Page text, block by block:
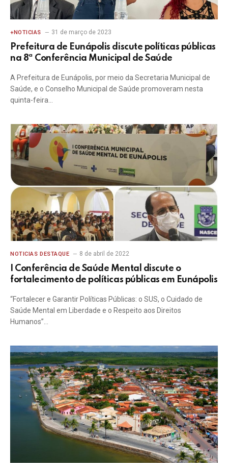
+NOTICIAS 31 de março de 2023
Prefeitura de Eunápolis discute políticas públicas
na 8ª Conferência Municipal de Saúde
A Prefeitura de Eunápolis, por meio da Secretaria Municipal de
Saúde, e o Conselho Municipal de Saúde promoveram nesta
quinta-feira…
NOTICIAS DESTAQUE 8 de abril de 2022
I Conferência de Saúde Mental discute o
fortalecimento de políticas públicas em Eunápolis
“Fortalecer e Garantir Políticas Públicas: o SUS, o Cuidado de
Saúde Mental em Liberdade e o Respeito aos Direitos
Humanos”…